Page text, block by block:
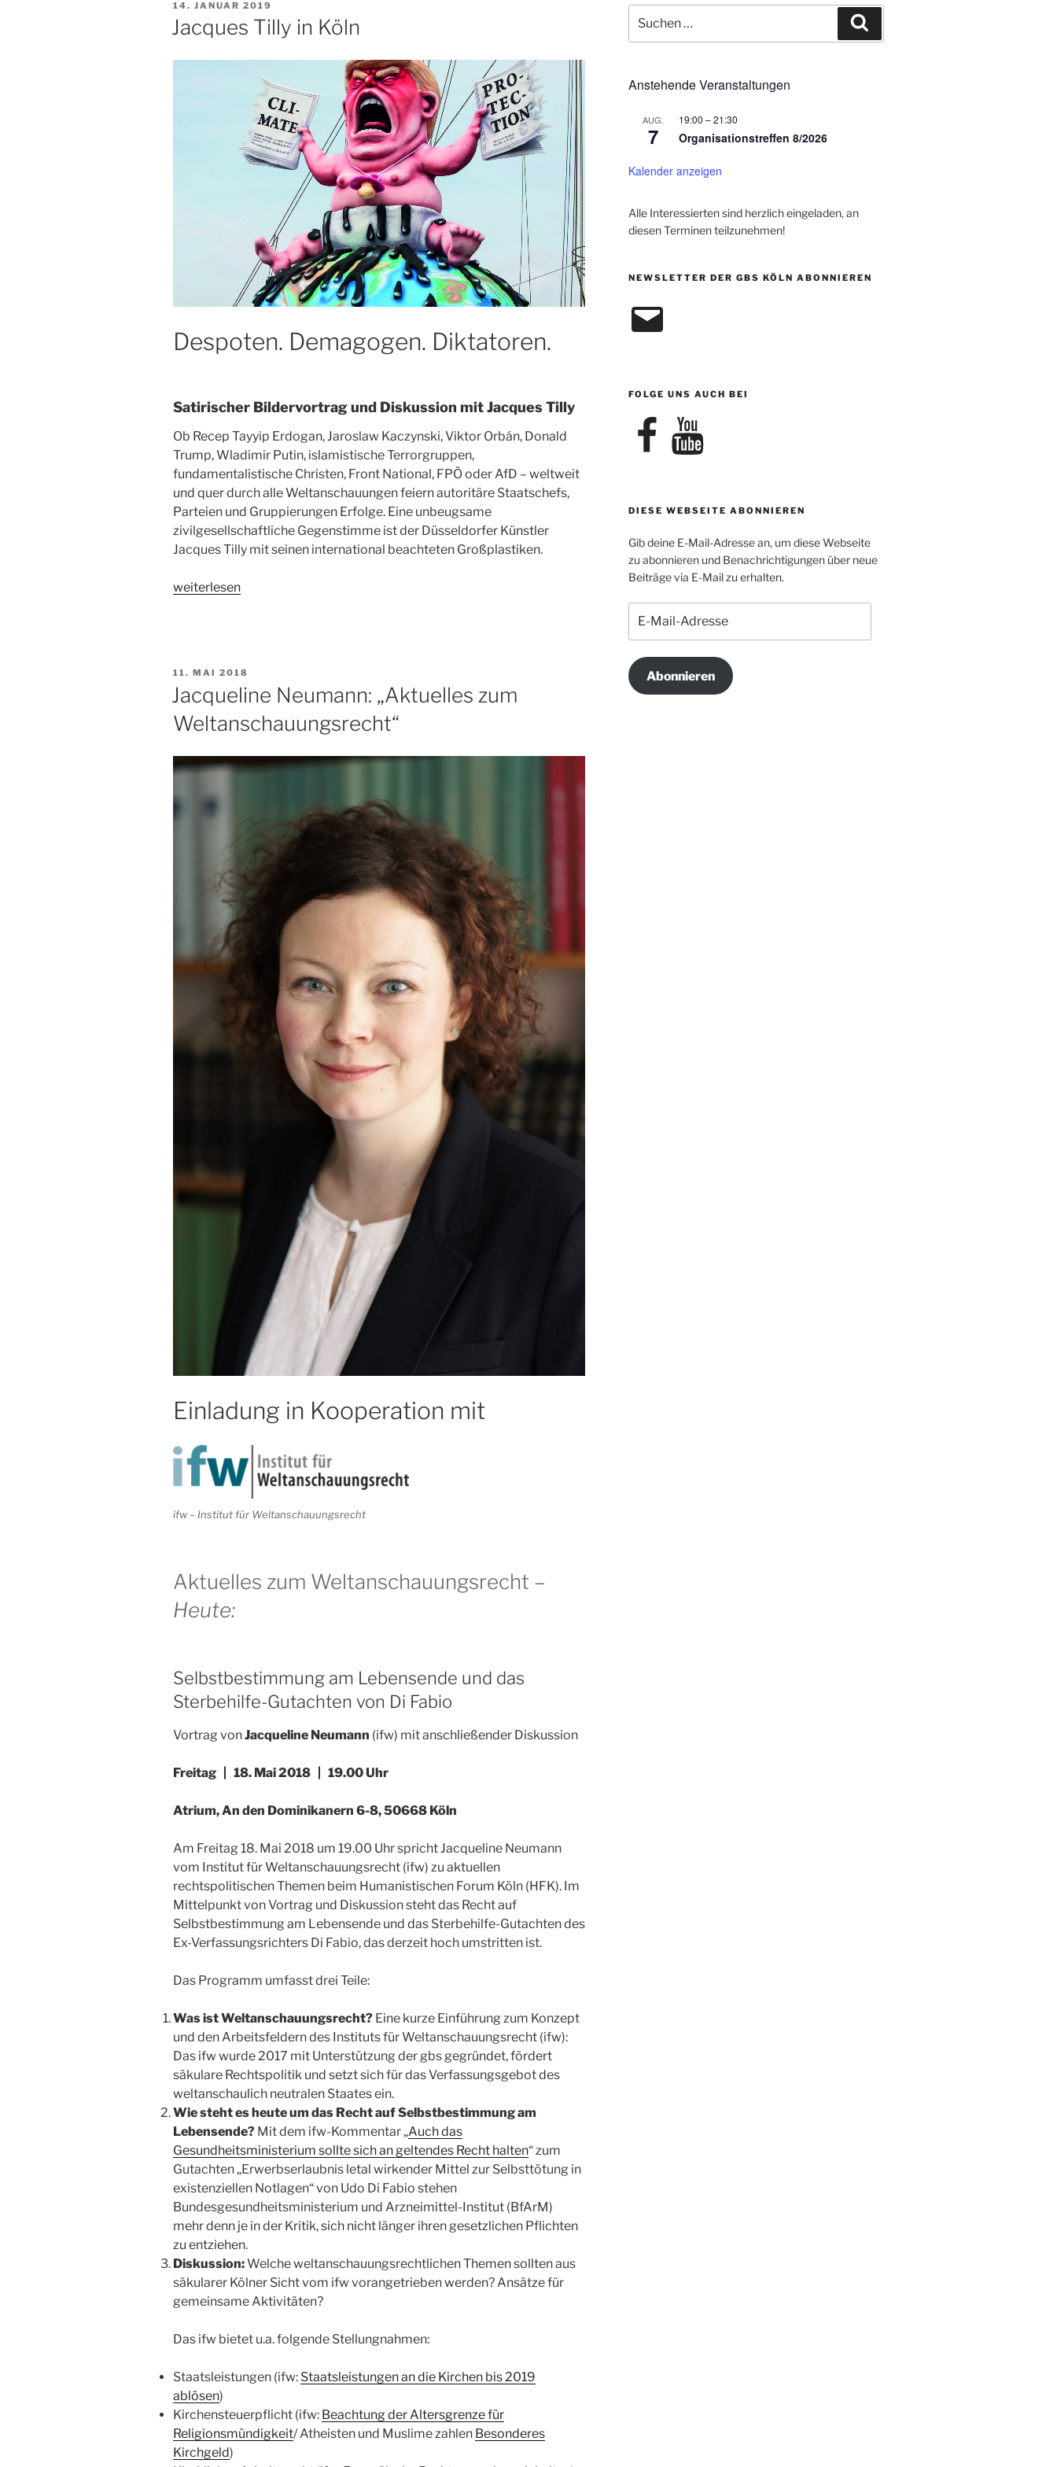
VERÖFFENTLICHT
AM
14. JANUAR 2019
Jacques Tilly in Köln
Despoten. Demagogen. Diktatoren.
Satirischer Bildervortrag und Diskussion mit Jacques Tilly
Ob Recep Tayyip Erdogan, Jaroslaw Kaczynski, Viktor Orbán, Donald
Trump, Wladimir Putin, islamistische Terrorgruppen,
fundamentalistische Christen, Front National, FPÖ oder AfD – weltweit
und quer durch alle Weltanschauungen feiern autoritäre Staatschefs,
Parteien und Gruppierungen Erfolge. Eine unbeugsame
zivilgesellschaftliche Gegenstimme ist der Düsseldorfer Künstler
Jacques Tilly mit seinen international beachteten Großplastiken.
„Jacques
weiterlesen
VERÖFFENTLICHT
AM
11. MAI 2018
Jacqueline Neumann: „Aktuelles zum
Weltanschauungsrecht“
Einladung in Kooperation mit
ifw – Institut für Weltanschauungsrecht
Aktuelles zum Weltanschauungsrecht –
Heute:
Selbstbestimmung am Lebensende und das
Sterbehilfe-Gutachten von Di Fabio
Vortrag vonJacqueline Neumann (ifw) mit anschließender Diskussion
Freitag | 18. Mai 2018 | 19.00 Uhr
Atrium, An den Dominikanern 6-8, 50668 Köln
Am Freitag 18. Mai 2018 um 19.00 Uhr spricht Jacqueline Neumann
vom Institut für Weltan­schau­ungs­recht (ifw) zu aktuellen
rechtspolitischen Themen beim Humanistischen Forum Köln (HFK). Im
Mittel­punkt von Vortrag und Diskussion steht das Recht auf
Selbstbestimmung am Lebensende und das Sterbehilfe-Gutachten des
Ex-Verfassungsrichters Di Fabio, das derzeit hoch umstritten ist.
Das Programm umfasst drei Teile:
Was ist Weltanschauungsrecht? Eine kurze Einführung zum Konzept
und den Arbeitsfeldern des Instituts für Weltanschauungsrecht (ifw):
Das ifw wurde 2017 mit Unterstützung der gbs gegründet, fördert
säkulare Rechtspolitik und setzt sich für das Verfassungsgebot des
weltanschaulich neutralen Staates ein.
Wie steht es heute um das Recht auf Selbstbestimmung am
Lebensende? Mit dem ifw-Kommentar „Auch das
Gesundheitsministerium sollte sich an geltendes Recht halten“ zum
Gutachten „Erwerbserlaubnis letal wirkender Mittel zur Selbsttötung in
existenziellen Notlagen“ von Udo Di Fabio stehen
Bundesgesundheitsministerium und Arzneimittel-Institut (BfArM)
mehr denn je in der Kritik, sich nicht länger ihren gesetzlichen Pflichten
zu entziehen.
Diskussion:Welche weltanschauungsrechtlichen Themen sollten aus
säkularer Kölner Sicht vom ifw vorangetrieben werden? Ansätze für
gemeinsame Aktivitäten?
Das ifw bietet u.a. folgende Stellungnahmen:
Staatsleistungen (ifw: Staatsleistungen an die Kirchen bis 2019
ablösen)
Kirchensteuerpflicht (ifw: Beachtung der Altersgrenze für
Religionsmündigkeit/ Atheisten und Muslime zahlen Besonderes
Kirchgeld)
nach:
Anstehende Veranstaltungen
AUG.
7
19:00 –21:30
Organisationstreffen 8/2026
Kalender anzeigen
Alle Interessierten sind herzlich eingeladen, an
diesen Terminen teilzunehmen!
NEWSLETTER DER GBS KÖLN ABONNIEREN
E-
Mail
FOLGE UNS AUCH BEI
Facebook YouTube
DIESE WEBSEITE ABONNIEREN
Gib deine E-Mail-Adresse an, um diese Webseite
zu abonnieren und Benachrichtigungen über neue
Beiträge via E-Mail zu erhalten.
Mail-
Adresse
Abonnieren